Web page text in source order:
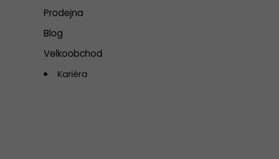
Prodejna
Blog
Velkoobchod
Kariéra